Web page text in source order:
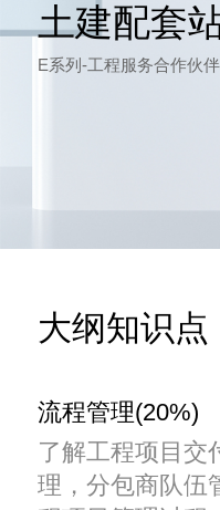
土建配套
E系列-工程服务合作伙
大纲知识点
流程管理(20%)
了解工程项目交
理，分包商队伍